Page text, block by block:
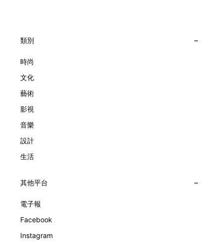
子，以及訴說時間的珠寶。每個主題展區都有精美的佈置回應
大主題展區，彰顯世家的核心價值。2010年，Van Cleef &
級鐘錶大賞（Grand Prix d'Horlogerie de Genève）中獲獎的
擁而吻。雙逆跳機芯精準驅動這場機械浪漫，讓時間不再是抽
象概念，而是心跳的律動。 故事並未完結，2025年推出的
Lady Arpels Bal des Amoureux
類別
時尚
文化
藝術
影視
音樂
設計
生活
其他平台
電子報
Facebook
Instagram